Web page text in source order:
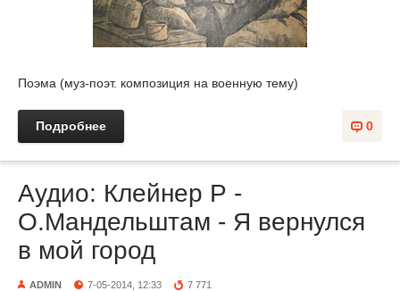
Поэма (муз-поэт. композиция на военную тему)
0
Подробнее
Аудио: Клейнер Р -
О.Мандельштам - Я вернулся
в мой город
ADMIN 7-05-2014, 12:33 7 771